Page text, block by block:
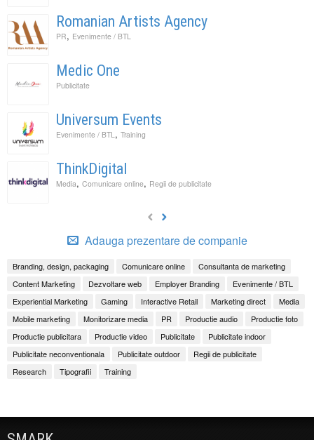
Romanian Artists Agency
PR, Evenimente / BTL
Medic One
Publicitate
Universum Events
Evenimente / BTL, Training
ThinkDigital
Media, Comunicare online, Regii de publicitate
Adauga prezentare de companie
Branding, design, packaging Comunicare online
Consultanta de marketing
Content Marketing
Dezvoltare web Employer Branding
Evenimente / BTL
Experiential Marketing
Gaming Interactive Retail Marketing direct
Media
Mobile marketing
Monitorizare media PR Productie audio
Productie foto
Productie publicitara
Productie video Publicitate
Publicitate indoor
Publicitate neconventionala
Publicitate outdoor
Regii de publicitate
Research
Tipografii Training